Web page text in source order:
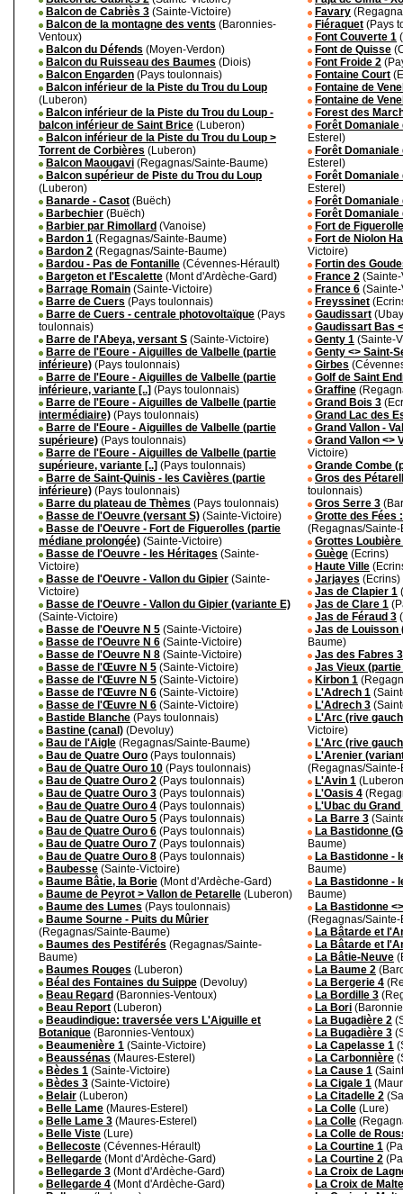
Balcon de Cabriès 3 (Sainte-Victoire)
Balcon de la montagne des vents (Baronnies-
Ventoux)
Balcon du Défends (Moyen-Verdon)
Balcon du Ruisseau des Baumes (Diois)
Balcon Engarden (Pays toulonnais)
Balcon inférieur de la Piste du Trou du Loup
(Luberon)
Balcon inférieur de la Piste du Trou du Loup -
balcon inférieur de Saint Brice (Luberon)
Balcon inférieur de la Piste du Trou du Loup >
Torrent de Corbières (Luberon)
Balcon Maougavi (Regagnas/Sainte-Baume)
Balcon supérieur de Piste du Trou du Loup
(Luberon)
Banarde - Casot (Buëch)
Barbechier (Buëch)
Barbier par Rimollard (Vanoise)
Bardon 1 (Regagnas/Sainte-Baume)
Bardon 2 (Regagnas/Sainte-Baume)
Bardou - Pas de Fontanille (Cévennes-Hérault)
Bargeton et l'Escalette (Mont d'Ardèche-Gard)
Barrage Romain (Sainte-Victoire)
Barre de Cuers (Pays toulonnais)
Barre de Cuers - centrale photovoltaïque (Pays
toulonnais)
Barre de l'Abeya, versant S (Sainte-Victoire)
Barre de l'Eoure - Aiguilles de Valbelle (partie
inférieure) (Pays toulonnais)
Barre de l'Eoure - Aiguilles de Valbelle (partie
inférieure, variante [..] (Pays toulonnais)
Barre de l'Eoure - Aiguilles de Valbelle (partie
intermédiaire) (Pays toulonnais)
Barre de l'Eoure - Aiguilles de Valbelle (partie
supérieure) (Pays toulonnais)
Barre de l'Eoure - Aiguilles de Valbelle (partie
supérieure, variante [..] (Pays toulonnais)
Barre de Saint-Quinis - les Cavières (partie
inférieure) (Pays toulonnais)
Barre du plateau de Thèmes (Pays toulonnais)
Basse de l'Oeuvre (versant S) (Sainte-Victoire)
Basse de l'Oeuvre - Fort de Figuerolles (partie
médiane prolongée) (Sainte-Victoire)
Basse de l'Oeuvre - les Héritages (Sainte-
Victoire)
Basse de l'Oeuvre - Vallon du Gipier (Sainte-
Victoire)
Basse de l'Oeuvre - Vallon du Gipier (variante E)
(Sainte-Victoire)
Basse de l'Oeuvre N 5 (Sainte-Victoire)
Basse de l'Oeuvre N 6 (Sainte-Victoire)
Basse de l'Oeuvre N 8 (Sainte-Victoire)
Basse de l'Œuvre N 5 (Sainte-Victoire)
Basse de l'Œuvre N 5 (Sainte-Victoire)
Basse de l'Œuvre N 6 (Sainte-Victoire)
Basse de l'Œuvre N 6 (Sainte-Victoire)
Bastide Blanche (Pays toulonnais)
Bastine (canal) (Devoluy)
Bau de l'Aigle (Regagnas/Sainte-Baume)
Bau de Quatre Ouro (Pays toulonnais)
Bau de Quatre Ouro 10 (Pays toulonnais)
Bau de Quatre Ouro 2 (Pays toulonnais)
Bau de Quatre Ouro 3 (Pays toulonnais)
Bau de Quatre Ouro 4 (Pays toulonnais)
Bau de Quatre Ouro 5 (Pays toulonnais)
Bau de Quatre Ouro 6 (Pays toulonnais)
Bau de Quatre Ouro 7 (Pays toulonnais)
Bau de Quatre Ouro 8 (Pays toulonnais)
Baubesse (Sainte-Victoire)
Baume Bâtie, la Borie (Mont d'Ardèche-Gard)
Baume de Peyrot > Vallon de Petarelle (Luberon)
Baume des Lumes (Pays toulonnais)
Baume Sourne - Puits du Mûrier
(Regagnas/Sainte-Baume)
Baumes des Pestiférés (Regagnas/Sainte-
Baume)
Baumes Rouges (Luberon)
Béal des Fontaines du Suippe (Devoluy)
Beau Regard (Baronnies-Ventoux)
Beau Report (Luberon)
Beaudindigue: traversée vers L'Aiguille et
Botanique (Baronnies-Ventoux)
Beaumenière 1 (Sainte-Victoire)
Beaussénas (Maures-Esterel)
Bèdes 1 (Sainte-Victoire)
Bèdes 3 (Sainte-Victoire)
Belair (Luberon)
Belle Lame (Maures-Esterel)
Belle Lame 3 (Maures-Esterel)
Belle Viste (Lure)
Bellecoste (Cévennes-Hérault)
Bellegarde (Mont d'Ardèche-Gard)
Bellegarde 3 (Mont d'Ardèche-Gard)
Bellegarde 4 (Mont d'Ardèche-Gard)
Favary
Fiéraquet (Pays
Font Couverte 1
Font de Quisse
Font Froide 2
Fontaine Court
Fontaine de
Fontaine de
Forest des
Forêt Domaniale
Esterel)
Forêt Domaniale
Esterel)
Forêt Domaniale
Esterel)
Forêt
Forêt
Fort de
Fort de Niolon
Victoire)
Fortin des
France 2
France 6
Freyssinet
Gaudissart
Gaudissart Bas
Genty 1 (Sainte-
Genty <> Saint-
Girbes
Golf de Saint
Graffine
Grand Bois 3
Grand Lac des
Grand Vallon -
Grand Vallon <>
Victoire)
Grande Combe
Gros des
toulonnais)
Gros Serre 3
Grotte des Fées
(Regagnas/Sainte-
Grottes Loubière
Guège (Ecrins)
Haute Ville
Jarjayes (Ecrins)
Jas de Clapier 1
Jas de Clare 1
Jas de Féraud 3
Jas de Louisson
Baume)
Jas des Fabres 3
Jas Vieux
Kirbon 1
L'Adrech 1
L'Adrech 3
L'Arc (rive
Victoire)
L'Arc (rive
L'Arenier
(Regagnas/Sainte-
L'Avin 1
L'Oasis 4
L'Ubac du
La Barre 3
La Bastidonne
Baume)
La Bastidonne -
Baume)
La Bastidonne -
Baume)
La Bastidonne
(Regagnas/Sainte-
La Bâtarde et
La Bâtarde et
La Bâtie-Neuve
La Baume 2
La Bergerie 4
La Bordille 3
La Bori
La Bugadière 2
La Bugadière 3
La Capelasse 1
La Carbonnière
La Cause 1
La Cigale 1
La Citadelle 2
La Colle (Lure)
La Colle
La Colle de
La Courtine 1
La Courtine 2
La Croix de
La Croix de